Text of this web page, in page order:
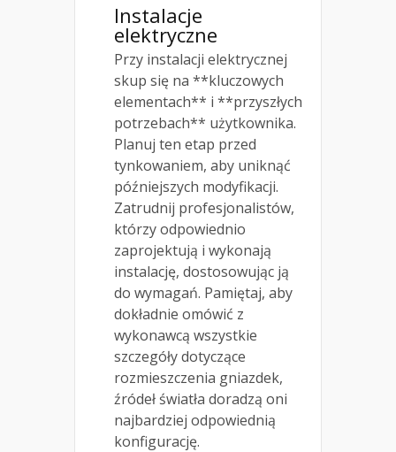
Instalacje
elektryczne
Przy instalacji elektrycznej
skup się na **kluczowych
elementach** i **przyszłych
potrzebach** użytkownika.
Planuj ten etap przed
tynkowaniem, aby uniknąć
późniejszych modyfikacji.
Zatrudnij profesjonalistów,
którzy odpowiednio
zaprojektują i wykonają
instalację, dostosowując ją
do wymagań. Pamiętaj, aby
dokładnie omówić z
wykonawcą wszystkie
szczegóły dotyczące
rozmieszczenia gniazdek,
źródeł światła doradzą oni
najbardziej odpowiednią
konfigurację.